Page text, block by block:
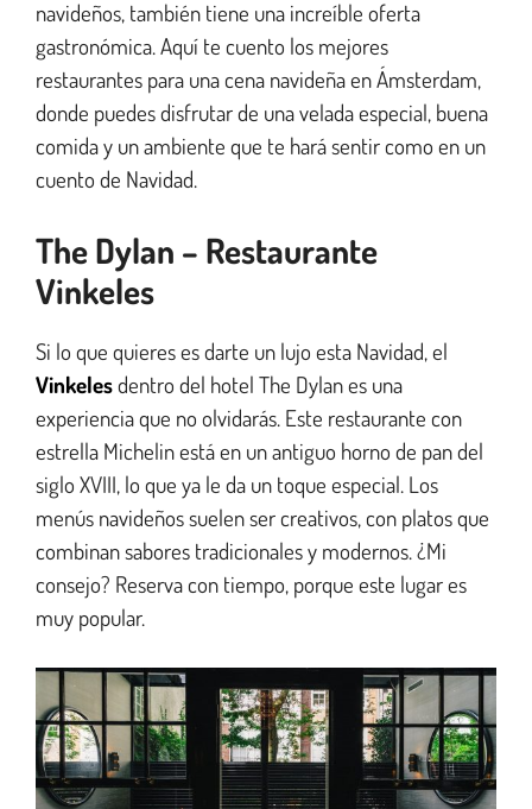
navideños, también tiene una increíble oferta
gastronómica. Aquí te cuento los mejores
restaurantes para una cena navideña en Ámsterdam,
donde puedes disfrutar de una velada especial, buena
comida y un ambiente que te hará sentir como en un
cuento de Navidad.
The Dylan – Restaurante
Vinkeles
Si lo que quieres es darte un lujo esta Navidad, el
Vinkelesdentro del hotel The Dylan es una
experiencia que no olvidarás. Este restaurante con
estrella Michelin está en un antiguo horno de pan del
siglo XVIII, lo que ya le da un toque especial. Los
menús navideños suelen ser creativos, con platos que
combinan sabores tradicionales y modernos. ¿Mi
consejo? Reserva con tiempo, porque este lugar es
muy popular.